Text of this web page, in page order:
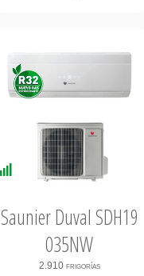
Disponibilidad
Inmediata
Saunier Duval SDH19
035NW
2.910 frigorías